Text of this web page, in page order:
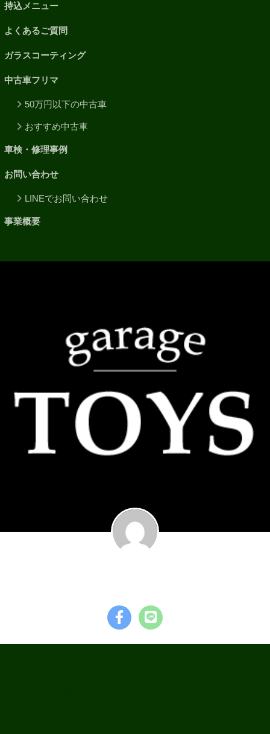
持込メニュー
よくあるご質問
ガラスコーティング
中古車フリマ
50万円以下の中古車
おすすめ中古車
車検・修理事例
お問い合わせ
LINEでお問い合わせ
事業概要